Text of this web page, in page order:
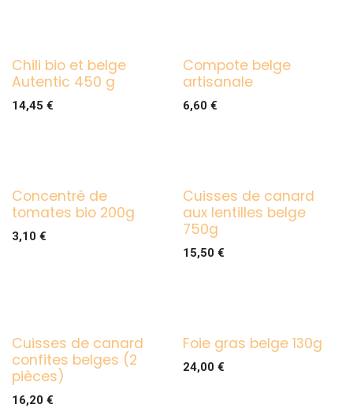
Chili bio et belge
Autentic 450 g
14,45 €
Compote belge
artisanale
6,60€
Concentré de
tomates bio 200g
3,10 €
Cuisses de canard
aux lentilles belge
750g
15,50€
Cuisses de canard
confites belges (2
pièces)
16,20 €
Foie gras belge 130g
24,00€